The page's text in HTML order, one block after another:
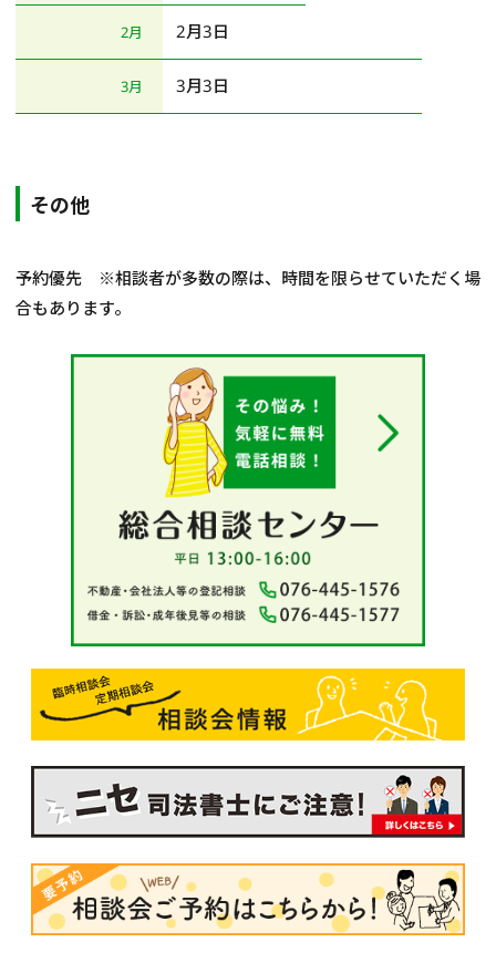
2月 2月3日
3月 3月3日
その他
予約優先 ※相談者が多数の際は、時間を限らせていただく場
合もあります。